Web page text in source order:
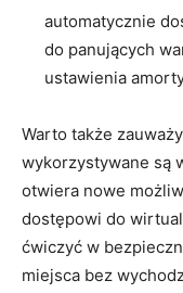
automatycznie
do panujących
ustawienia
Warto także
wykorzystywane są
otwiera nowe
dostępowi do
ćwiczyć w
miejsca bez